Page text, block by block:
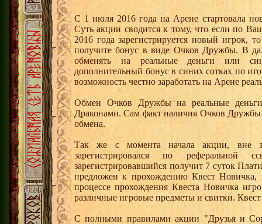
С 1 июля 2016 года на Арене стартовала
Суть акции сводится к тому, что если по
2016 года зарегистрируется новый
получите бонус в виде Очков Дружбы. В
обменять на реальные деньги или
дополнительный бонус в синих сотках по
возможность честно заработать на Арене
Обмен Очков Дружбы на реальные деньги
Драконами. Сам факт наличия Очков Дружбы
обмена.
Так же с момента начала акции, вне
зарегистрировался по
зарегистрировавшийся получит 7 суток
предложен к прохождению Квест
процессе прохождения Квеста Новичка
различные игровые предметы и свитки.
С полными правилами акции "Друзья и